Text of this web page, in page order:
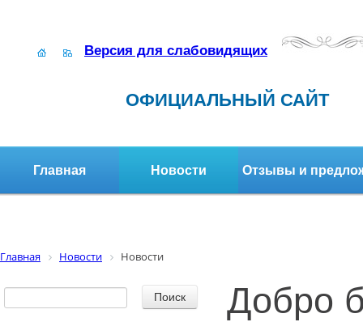
Версия для слабовидящих
ОФИЦИАЛЬНЫЙ САЙТ
Главная Новости Отзывы и
Главная Новости Новости
Добро